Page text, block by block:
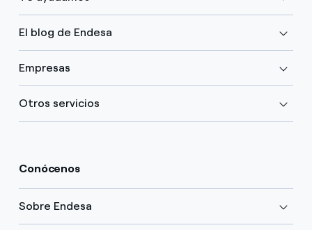
El blog de Endesa
Empresas
Otros servicios
Conócenos
Sobre Endesa